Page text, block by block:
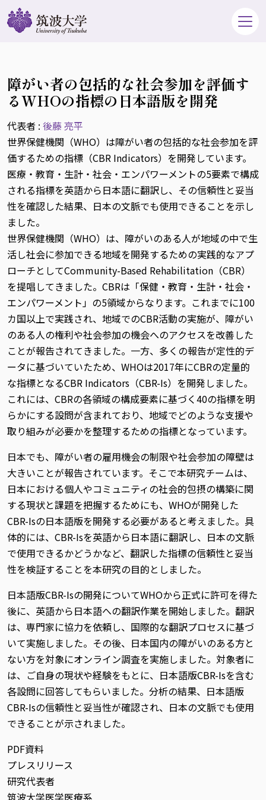
障がい者の包括的な社会参加を評価す
るWHOの指標の日本語版を開発
代表者 : 後藤 亮平
世界保健機関（WHO）は障がい者の包括的な社会参加を評
価するための指標（CBR Indicators）を開発しています。
医療・教育・生計・社会・エンパワーメントの5要素で構成
される指標を英語から日本語に翻訳し、その信頼性と妥当
性を確認した結果、日本の文脈でも使用できることを示し
ました。
世界保健機関（WHO）は、障がいのある人が地域の中で生
活し社会に参加できる地域を開発するための実践的なアプ
ローチとしてCommunity-Based Rehabilitation（CBR）
を提唱してきました。CBRは「保健・教育・生計・社会・
エンパワーメント」の5領域からなります。これまでに100
カ国以上で実践され、地域でのCBR活動の実施が、障がい
のある人の権利や社会参加の機会へのアクセスを改善した
ことが報告されてきました。一方、多くの報告が定性的デ
ータに基づいていたため、WHOは2017年にCBRの定量的
な指標となるCBR Indicators（CBR-Is）を開発しました。
これには、CBRの各領域の構成要素に基づく40の指標を明
らかにする設問が含まれており、地域でどのような支援や
取り組みが必要かを整理するための指標となっています。
日本でも、障がい者の雇用機会の制限や社会参加の障壁は
大きいことが報告されています。そこで本研究チームは、
日本における個人やコミュニティの社会的包摂の構築に関
する現状と課題を把握するためにも、WHOが開発した
CBR-Isの日本語版を開発する必要があると考えました。具
体的には、CBR-Isを英語から日本語に翻訳し、日本の文脈
で使用できるかどうかなど、翻訳した指標の信頼性と妥当
性を検証することを本研究の目的としました。
日本語版CBR-Isの開発についてWHOから正式に許可を得た
後に、英語から日本語への翻訳作業を開始しました。翻訳
は、専門家に協力を依頼し、国際的な翻訳プロセスに基づ
いて実施しました。その後、日本国内の障がいのある方と
ない方を対象にオンライン調査を実施しました。対象者に
は、ご自身の現状や経験をもとに、日本語版CBR-Isを含む
各設問に回答してもらいました。分析の結果、日本語版
CBR-Isの信頼性と妥当性が確認され、日本の文脈でも使用
できることが示されました。
PDF資料
プレスリリース
研究代表者
筑波大学医学医療系